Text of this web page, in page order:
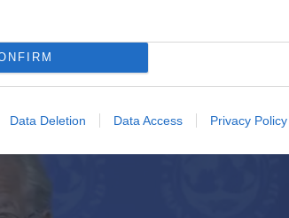
Data Deletion Data Access Privacy Policy
διαδόχων της Κριστίν
Τους αξιωματούχους που
στο τιμόνι του Διεθνούς Νομισματικού